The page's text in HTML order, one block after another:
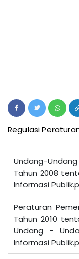
Regulasi
Undang-
Tahun 2008
Informasi
Peraturan
Tahun 2010
Undang -
Informasi